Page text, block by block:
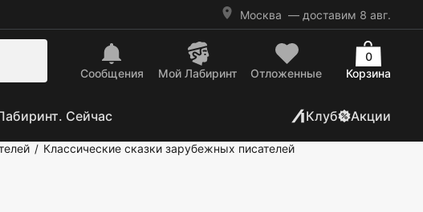
Москва — доставим 8 авг.
Сообщения Mой Лабиринт Отложенные Корзина
0
Сейчас Клуб Акции
/ Классические сказки зарубежных писателей